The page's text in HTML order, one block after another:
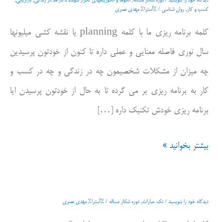
کسب و کار, روان شناسی / %آسترا% مهدی نصری
کلمه برنامه ریزی ما با کلمه planning یا نقشه کشی میلیونها
سال نوری فاصله معنایی و عملی داره تا کنون از خودتون پرسیدین
چه میزان از مشکلات شخصیمون چه در زندگی و چه در کسب و
کار به برنامه ریزی بر می گرده تا به حال از خودتون پرسیدن ایا
برنامه ریزی خودش تکنیک داره […]
چرا
بلد
بیشتر بخوانید »
دیدگاه‌ خود را بنویسید / تک عبارات,دوره شکار مساله / %آسترا% مهدی نصری